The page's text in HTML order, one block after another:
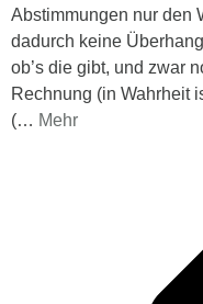
Abstimmungen nur den
dadurch keine
ob’s die gibt, und zwar
Rechnung (in Wahrheit
(… Mehr